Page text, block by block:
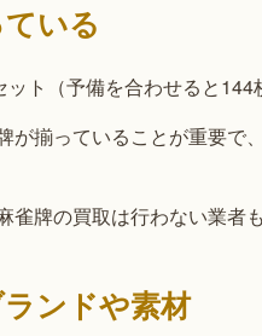
いる
ト（予備を合わせると144
が揃っていることが重要
雀牌の買取は行わない業者
ンドや素材